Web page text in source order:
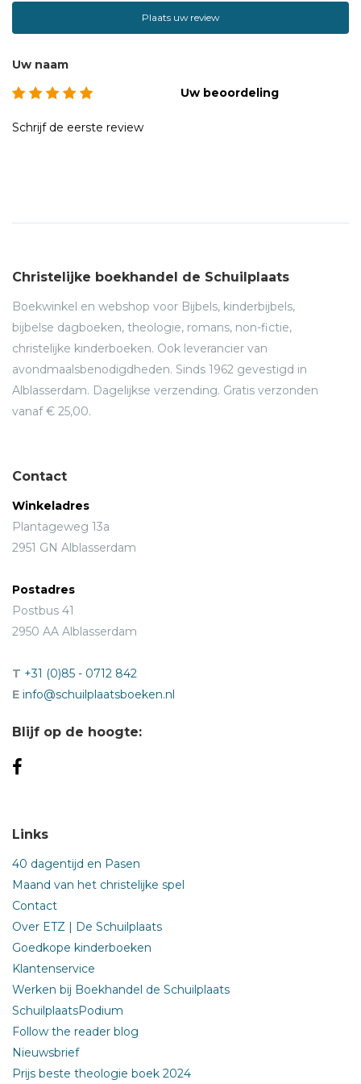
magazine.nl.
Plaats uw review
Uw naam
Uw beoordeling
Schrijf de eerste review
Christelijke boekhandel de Schuilplaats
Boekwinkel en webshop voor Bijbels, kinderbijbels,
bijbelse dagboeken, theologie, romans, non-fictie,
christelijke kinderboeken. Ook leverancier van
avondmaalsbenodigdheden. Sinds 1962 gevestigd in
Alblasserdam. Dagelijkse verzending. Gratis verzonden
vanaf € 25,00.
Contact
Winkeladres
Plantageweg 13a
2951 GN Alblasserdam
Postadres
Postbus 41
2950 AA Alblasserdam
T +31 (0)85 - 0712 842
E info@schuilplaatsboeken.nl
Blijf op de hoogte:
Links
40 dagentijd en Pasen
Maand van het christelijke spel
Contact
Over ETZ | De Schuilplaats
Goedkope kinderboeken
Klantenservice
Werken bij Boekhandel de Schuilplaats
SchuilplaatsPodium
Follow the reader blog
Nieuwsbrief
Prijs beste theologie boek 2024